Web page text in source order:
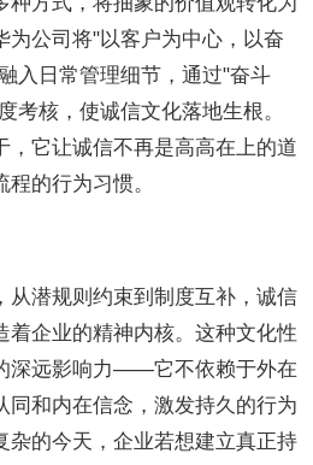
为公司将"以客户为中心，以奋
入日常管理细节，通过"奋斗
考核，使诚信文化落地生根。
，它让诚信不再是高高在上的道
的行为习惯。
从潜规则约束到制度互补，诚信
着企业的精神内核。这种文化性
深远影响力——它不依赖于外在
同和内在信念，激发持久的行为
杂的今天，企业若想建立真正持